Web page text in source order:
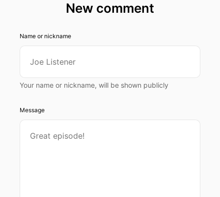
New comment
Name or nickname
Your name or nickname, will be shown publicly
Message